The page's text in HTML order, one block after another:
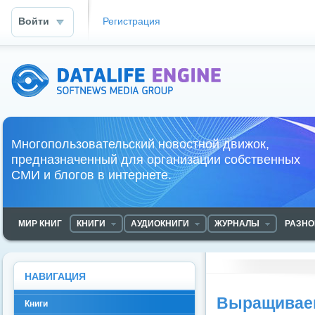
Войти Регистрация
Многопользовательский новостной движок,
предназначенный для организации собственных
СМИ и блогов в интернете.
МИР КНИГ КНИГИ АУДИОКНИГИ ЖУРНАЛЫ
НАВИГАЦИЯ
Книги